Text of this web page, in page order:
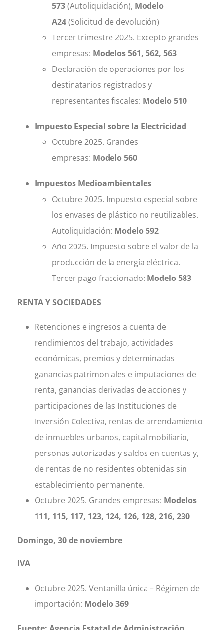
573(Autoliquidación), Modelo
A24(Solicitud de devolución)
Tercer trimestre 2025. Excepto grandes
empresas: Modelos 561, 562, 563
Declaración de operaciones por los
destinatarios registrados y
representantes fiscales: Modelo 510
Impuesto Especial sobre la Electricidad
Octubre 2025. Grandes
empresas: Modelo 560
Impuestos Medioambientales
Octubre 2025. Impuesto especial sobre
los envases de plástico no reutilizables.
Autoliquidación: Modelo 592
Año 2025. Impuesto sobre el valor de la
producción de la energía eléctrica.
Tercer pago fraccionado: Modelo 583
RENTA Y SOCIEDADES
Retenciones e ingresos a cuenta de
rendimientos del trabajo, actividades
económicas, premios y determinadas
ganancias patrimoniales e imputaciones de
renta, ganancias derivadas de acciones y
participaciones de las Instituciones de
Inversión Colectiva, rentas de arrendamiento
de inmuebles urbanos, capital mobiliario,
personas autorizadas y saldos en cuentas y,
de rentas de no residentes obtenidas sin
establecimiento permanente.
Octubre 2025. Grandes empresas: Modelos
111, 115, 117, 123, 124, 126, 128, 216, 230
Domingo, 30 de noviembre
IVA
Octubre 2025. Ventanilla única – Régimen de
importación: Modelo 369